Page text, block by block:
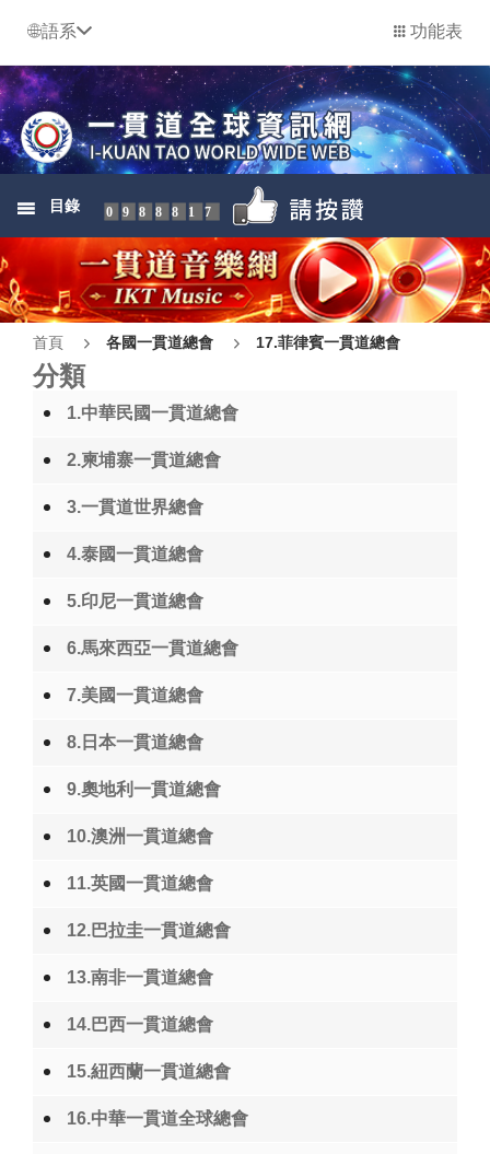
語系 功能表
目錄 0988817
首頁 各國一貫道總會 17.菲律賓一貫道總會
分類
1.中華民國一貫道總會
2.柬埔寨一貫道總會
3.一貫道世界總會
4.泰國一貫道總會
5.印尼一貫道總會
6.馬來西亞一貫道總會
7.美國一貫道總會
8.日本一貫道總會
9.奧地利一貫道總會
10.澳洲一貫道總會
11.英國一貫道總會
12.巴拉圭一貫道總會
13.南非一貫道總會
14.巴西一貫道總會
15.紐西蘭一貫道總會
16.中華一貫道全球總會